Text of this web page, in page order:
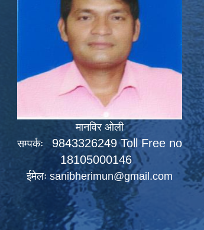
मानविर ओली
सम्पर्कः 9843326249 Toll Free no
18105000146
ईमेलः sanibherimun@gmail.com